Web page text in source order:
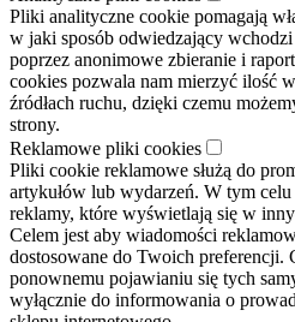
Pliki analityczne cookie pomagają
w jaki sposób odwiedzający
poprzez anonimowe zbieranie i
cookies pozwala nam mierzyć ilość
źródłach ruchu, dzięki czemu
strony.
Reklamowe pliki cookies
Pliki cookie reklamowe służą do
artykułów lub wydarzeń. W tym
reklamy, które wyświetlają się w
Celem jest aby wiadomości
dostosowane do Twoich preferencji.
ponownemu pojawianiu się tych
wyłącznie do informowania o